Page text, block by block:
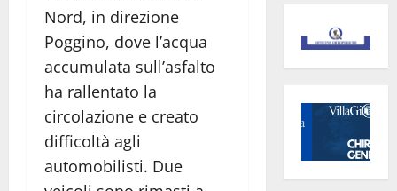
Nord, in direzione
Poggino, dove l’acqua
accumulata sull’asfalto
ha rallentato la
circolazione e creato
difficoltà agli
automobilisti. Due